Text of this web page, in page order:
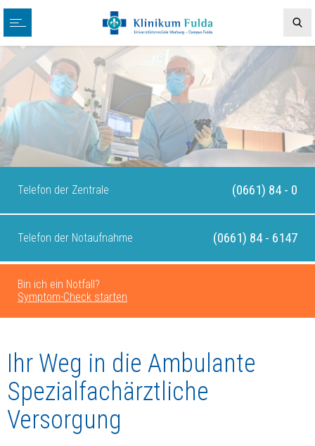
Telefon der Zentrale (0661) 84 - 0
Telefon der Notaufnahme (0661) 84 - 6147
Bin ich ein Notfall?
Symptom-Check starten
Ihr Weg in die Ambulante
Spezialfachärztliche
Versorgung